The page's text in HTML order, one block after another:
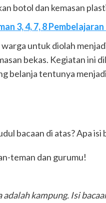
botol dan kemasan
3, 4, 7, 8
untuk diolah
bekas. Kegiatan ini
belanja tentunya
bacaan di atas? Apa
teman dan gurumu!
kampung. Isi